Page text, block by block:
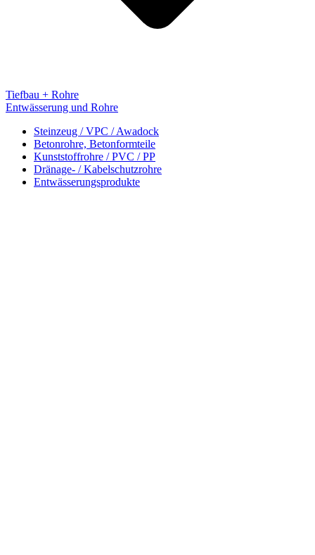
Tiefbau + Rohre
Entwässerung und Rohre
Steinzeug / VPC / Awadock
Betonrohre, Betonformteile
Kunststoffrohre / PVC / PP
Dränage- / Kabelschutzrohre
Entwässerungsprodukte